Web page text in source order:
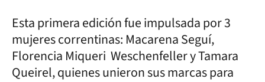
Esta primera edición fue impulsada por 3
mujeres correntinas: Macarena Seguí,
Florencia Miqueri Weschenfeller y Tamara
Queirel, quienes unieron sus marcas para